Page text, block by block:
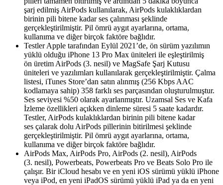
şarj edilmiş AirPods kullanılarak, AirPods kulaklıklardan
birinin pili bitene kadar ses çalınması şeklinde
gerçekleştirilmiştir. Pil ömrü aygıt ayarlarına, ortama,
kullanıma ve diğer birçok faktöre bağlıdır.
Testler Apple tarafından Eylül 2021’de, ön sürüm yazılımın
yüklü olduğu iPhone 13 Pro Max üniteleri ile eşleştirilmiş
ön üretim AirPods (3. nesil) ve MagSafe Şarj Kutusu
üniteleri ve yazılımları kullanılarak gerçekleştirilmiştir. Çalma
listesi, iTunes Store’dan satın alınmış (256 Kbps AAC
kodlamaya sahip) 358 farklı ses parçasından oluşturulmuştur.
Ses seviyesi %50 olarak ayarlanmıştır. Uzamsal Ses ve Kafa
İzleme özellikleri açıkken dinleme süresi 5 saate kadardır.
Testler, AirPods kulaklıklardan birinin pili bitene kadar
ses çalarak dolu AirPods pillerinin bitirilmesi şeklinde
gerçekleştirilmiştir. Pil ömrü aygıt ayarlarına, ortama,
kullanıma ve diğer birçok faktöre bağlıdır.
AirPods Max, AirPods Pro, AirPods (2. nesil), AirPods
(3. nesil), Powerbeats, Powerbeats Pro ve Beats Solo Pro ile
çalışır. Bir iCloud hesabı ve en yeni iOS sürümü yüklü iPhone
veya iPod, en yeni iPadOS sürümü yüklü iPad ya da en yeni